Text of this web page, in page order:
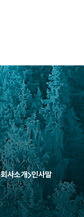
회사소개 인사말